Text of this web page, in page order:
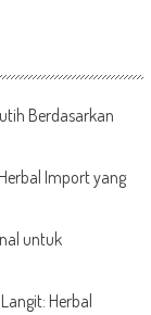
Berdasarkan
Import yang
untuk
Herbal